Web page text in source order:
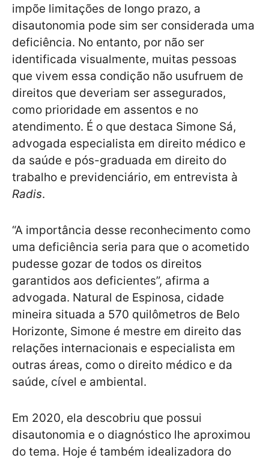
impõe limitações de longo prazo, a
disautonomia pode sim ser considerada uma
deficiência. No entanto, por não ser
identificada visualmente, muitas pessoas
que vivem essa condição não usufruem de
direitos que deveriam ser assegurados,
como prioridade em assentos e no
atendimento. É o que destaca Simone Sá,
advogada especialista em direito médico e
da saúde e pós-graduada em direito do
trabalho e previdenciário, em entrevista à
Radis.
“A importância desse reconhecimento como
uma deficiência seria para que o acometido
pudesse gozar de todos os direitos
garantidos aos deficientes”, afirma a
advogada. Natural de Espinosa, cidade
mineira situada a 570 quilômetros de Belo
Horizonte, Simone é mestre em direito das
relações internacionais e especialista em
outras áreas, como o direito médico e da
saúde, cível e ambiental.
Em 2020, ela descobriu que possui
disautonomia e o diagnóstico lhe aproximou
do tema. Hoje é também idealizadora do